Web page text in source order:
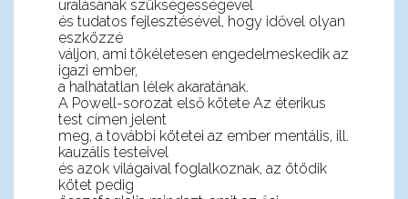
uralásának szükségességével
és tudatos fejlesztésével, hogy idővel olyan
eszközzé
váljon, ami tökéletesen engedelmeskedik az
igazi ember,
a halhatatlan lélek akaratának.
A Powell-sorozat első kötete Az éterikus
test címen jelent
meg, a további kötetei az ember mentális, ill.
kauzális testeivel
és azok világaival foglalkoznak, az ötödik
kötet pedig